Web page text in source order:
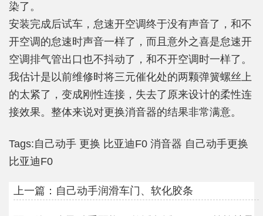
染了。
安装完成后试车，怠速开空调终于没有声音了，和不
开空调的怠速时声音一样了，而且意外之喜是怠速开
空调排气管出口也不抖动了，和不开空调时一样了。
我估计是以前维修时将三元催化处的两颗弹簧螺丝上
的太紧了，变成刚性连接，失去了原来设计的柔性连
接效果。整体来说对更换消音器的结果非常满意。
Tags:自己动手 更换 比亚迪F0 消音器 自己动手更换
比亚迪F0
上一篇： 自己动手润滑车门、软化胶条